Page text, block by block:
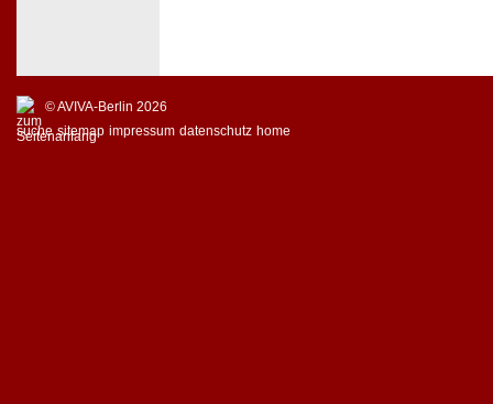
© AVIVA-Berlin 2026
suche sitemap impressum datenschutz home